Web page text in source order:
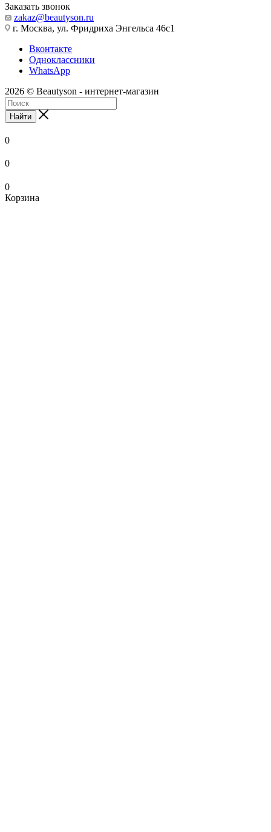
Заказать звонок
zakaz@beautyson.ru
г. Москва, ул. Фридриха Энгельса 46с1
Вконтакте
Одноклассники
WhatsApp
2026 © Beautyson - интернет-магазин
Найти
0
0
0
Корзина